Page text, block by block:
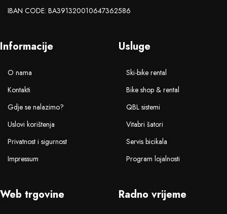
IBAN CODE: BA391320010647362586
Informacije
O nama
Kontakti
Gdje se nalazimo?
Uslovi korištenja
Privatnost i sigurnost
Impressum
Usluge
Ski-bike rental
Bike shop & rental
QBL sistemi
Vitabri šatori
Servis bicikala
Program lojalnosti
Web trgovine Radno vrijeme